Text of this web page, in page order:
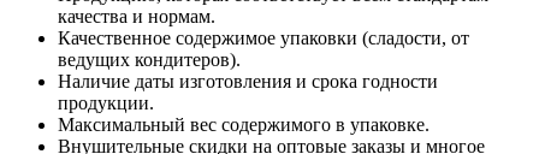
качества и нормам.
Качественное содержимое упаковки (сладости, от
ведущих кондитеров).
Наличие даты изготовления и срока годности
продукции.
Максимальный вес содержимого в упаковке.
Внушительные скидки на оптовые заказы и многое